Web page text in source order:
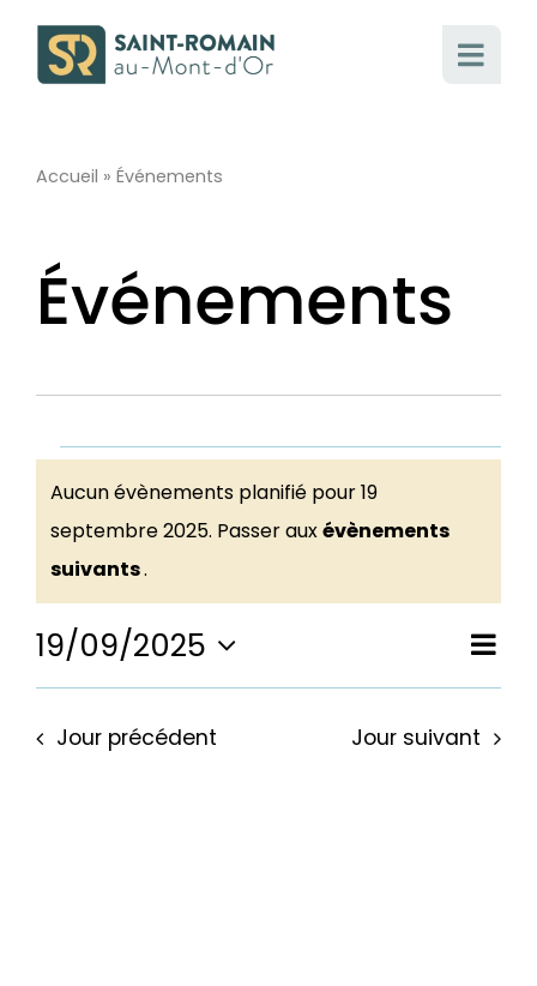
Accueil » Événements
Événements
Évènements
for
19
Notice
Aucun évènements planifié pour 19
septembre 2025. Passer auxévènements
suivants.
par
de
Jour
19/09/2025
Sélectionnez
date.
Jour précédent Jour suivant